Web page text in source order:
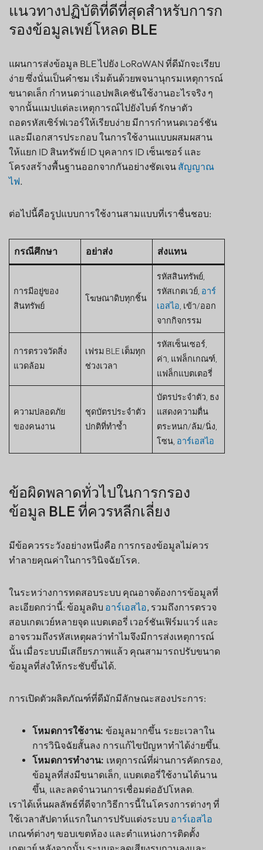
แนวทางปฏิบัติที่ดีที่สุดสำหรับการก
รองข้อมูลเพย์โหลด BLE
แผนการส่งข้อมูล BLE ไปยัง LoRaWAN ที่ดีมักจะเรียบ
ง่าย ซึ่งนั่นเป็นคำชม เริ่มต้นด้วยพจนานุกรมเหตุการณ์
ขนาดเล็ก กำหนดว่าแอปพลิเคชันใช้งานอะไรจริง ๆ
จากนั้นแมปแต่ละเหตุการณ์ไปยังไบต์ รักษาตัว
ถอดรหัสเซิร์ฟเวอร์ให้เรียบง่าย มีการกำหนดเวอร์ชัน
และมีเอกสารประกอบ ในการใช้งานแบบผสมผสาน
ให้แยก ID สินทรัพย์ ID บุคลากร ID เซ็นเซอร์ และ
โครงสร้างพื้นฐานออกจากกันอย่างชัดเจน สัญญาณ
ไฟ.
ต่อไปนี้คือรูปแบบการใช้งานสามแบบที่เราชื่นชอบ:
กรณีศึกษา อย่าส่ง ส่งแทน
การมีอยู่ของ
สินทรัพย์
โฆษณาดิบทุกชิ้น
รหัสสินทรัพย์,
รหัสเกตเวย์, อาร์
เอสไอ, เข้า/ออก
จากกิจกรรม
การตรวจวัดสิ่ง
แวดล้อม
เฟรม BLE เต็มทุก
ช่วงเวลา
รหัสเซ็นเซอร์,
ค่า, แฟล็กเกณฑ์,
แฟล็กแบตเตอรี่
ความปลอดภัย
ของคนงาน
ชุดบัตรประจำตัว
ปกติที่ทำซ้ำ
บัตรประจำตัว, ธง
แสดงความตื่น
ตระหนก/ล้ม/นิ่ง,
โซน, อาร์เอสไอ
ข้อผิดพลาดทั่วไปในการกรอง
ข้อมูล BLE ที่ควรหลีกเลี่ยง
มีข้อควรระวังอย่างหนึ่งคือ การกรองข้อมูลไม่ควร
ทำลายคุณค่าในการวินิจฉัยโรค.
ในระหว่างการทดสอบระบบ คุณอาจต้องการข้อมูลที่
ละเอียดกว่านี้: ข้อมูลดิบ อาร์เอสไอ, รวมถึงการตรวจ
สอบเกตเวย์หลายจุด แบตเตอรี่ เวอร์ชันเฟิร์มแวร์ และ
อาจรวมถึงรหัสเหตุผลว่าทำไมจึงมีการส่งเหตุการณ์
นั้น เมื่อระบบมีเสถียรภาพแล้ว คุณสามารถปรับขนาด
ข้อมูลที่ส่งให้กระชับขึ้นได้.
การเปิดตัวผลิตภัณฑ์ที่ดีมักมีลักษณะสองประการ:
โหมดการใช้งาน: ข้อมูลมากขึ้น ระยะเวลาใน
การวินิจฉัยสั้นลง การแก้ไขปัญหาทำได้ง่ายขึ้น.
โหมดการทำงาน: เหตุการณ์ที่ผ่านการคัดกรอง,
ข้อมูลที่ส่งมีขนาดเล็ก, แบตเตอรี่ใช้งานได้นาน
ขึ้น, และลดจำนวนการเชื่อมต่ออัปโหลด.
เราได้เห็นผลลัพธ์ที่ดีจากวิธีการนี้ในโครงการต่างๆ ที่
ใช้เวลาสัปดาห์แรกในการปรับแต่งระบบ อาร์เอสไอ
เกณฑ์ต่างๆ ขอบเขตห้อง และตำแหน่งการติดตั้ง